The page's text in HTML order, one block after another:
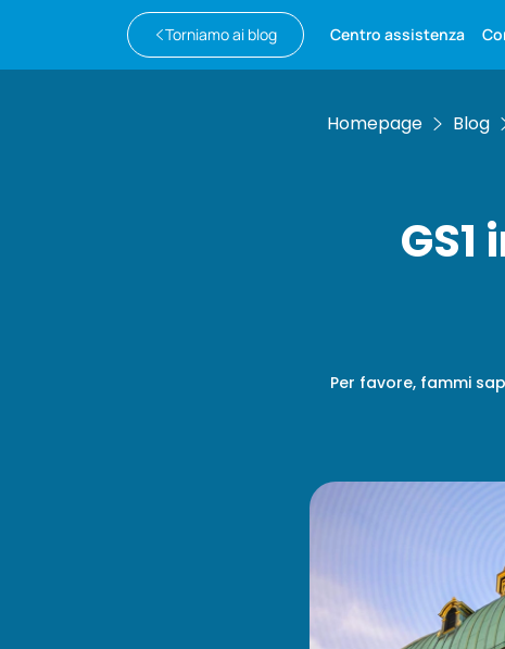
Torniamo ai blog Centro assistenza
Homepage Blog
Per favore, fammi